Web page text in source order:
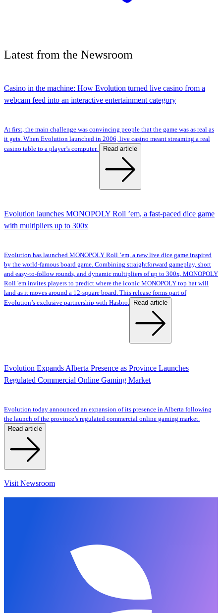
Latest from the Newsroom
Casino in the machine: How Evolution turned live casino from a
webcam feed into an interactive entertainment category
At first, the main challenge was convincing people that the game was as real as
it gets. When Evolution launched in 2006, live casino meant streaming a real
casino table to a player’s computer.
Read article
Evolution launches MONOPOLY Roll ’em, a fast-paced dice game
with multipliers up to 300x
Evolution has launched MONOPOLY Roll ’em, a new live dice game inspired
by the world-famous board game. Combining straightforward gameplay, short
and easy-to-follow rounds, and dynamic multipliers of up to 300x, MONOPOLY
Roll 'em invites players to predict where the iconic MONOPOLY top hat will
land as it moves around a 12-square board. This release forms part of
Evolution’s exclusive partnership with Hasbro.
Read article
Evolution Expands Alberta Presence as Province Launches
Regulated Commercial Online Gaming Market
Evolution today announced an expansion of its presence in Alberta following
the launch of the province’s regulated commercial online gaming market.
Read article
Visit Newsroom